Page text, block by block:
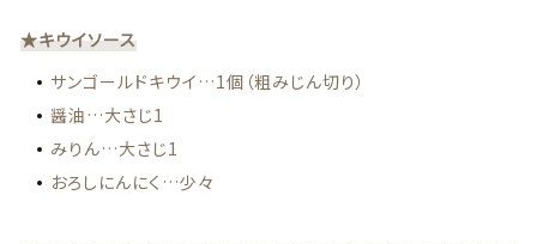
★キウイソース
サンゴールドキウイ…1個（粗みじん切り）
醤油…大さじ1
みりん…大さじ1
おろしにんにく…少々
プライバシーポリシー
特定商取引法に基づく表記